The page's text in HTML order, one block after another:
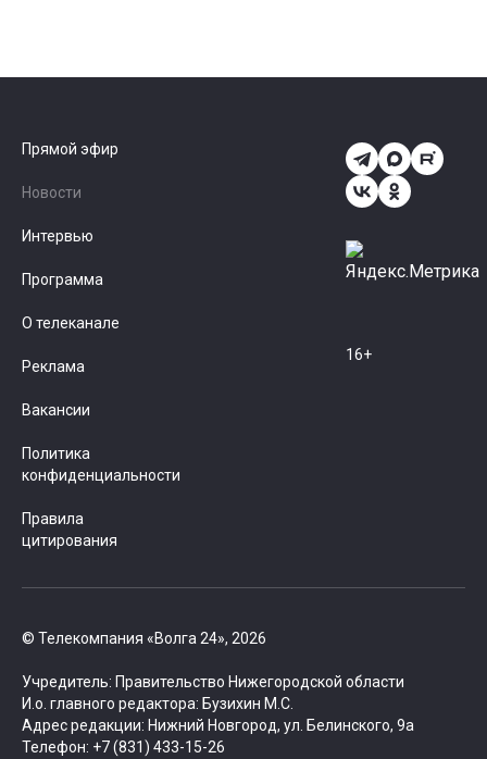
© Телекомпания «Волга 24», 2026
Учредитель: Правительство Нижегородской области
И.о. главного редактора: Бузихин М.С.
Адрес редакции: Нижний Новгород, ул. Белинского, 9а
Телефон: +7 (831) 433-15-26
Прямой эфир
Новости
Интервью
Программа
О телеканале
Реклама
Вакансии
Политика
конфиденциальности
Правила
цитирования
16+